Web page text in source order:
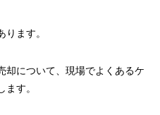
ります。
却について、現場でよくあるケ
す。